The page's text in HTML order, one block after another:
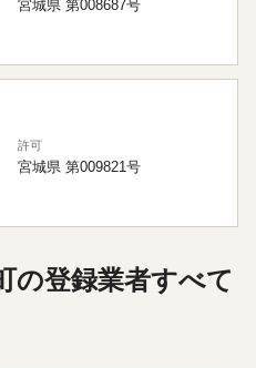
宮城県 第008687号
許可
宮城県 第009821号
の登録業者すべて